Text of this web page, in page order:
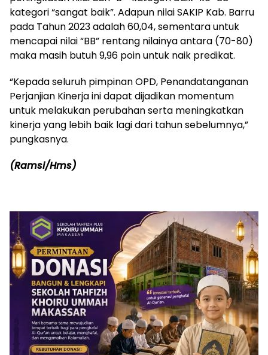
kategori “sangat baik”. Adapun nilai SAKIP Kab. Barru
pada Tahun 2023 adalah 60,04, sementara untuk
mencapai nilai “BB” rentang nilainya antara (70-80)
maka masih butuh 9,96 poin untuk naik predikat.
“Kepada seluruh pimpinan OPD, Penandatanganan
Perjanjian Kinerja ini dapat dijadikan momentum
untuk melakukan perubahan serta meningkatkan
kinerja yang lebih baik lagi dari tahun sebelumnya,”
pungkasnya.
(Ramsi/Hms)